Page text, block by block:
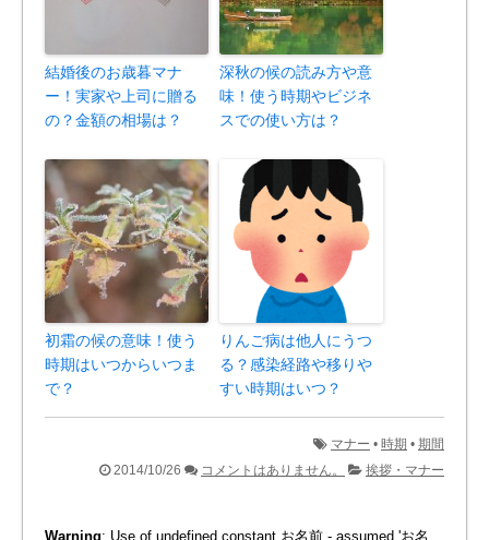
結婚後のお歳暮マナ
ー！実家や上司に贈る
の？金額の相場は？
深秋の候の読み方や意
味！使う時期やビジネ
スでの使い方は？
初霜の候の意味！使う
時期はいつからいつま
で？
りんご病は他人にうつ
る？感染経路や移りや
すい時期はいつ？
マナー • 時期 • 期間
2014/10/26
コメントはありません。 挨拶・マナー
Warning: Use of undefined constant お名前 - assumed 'お名